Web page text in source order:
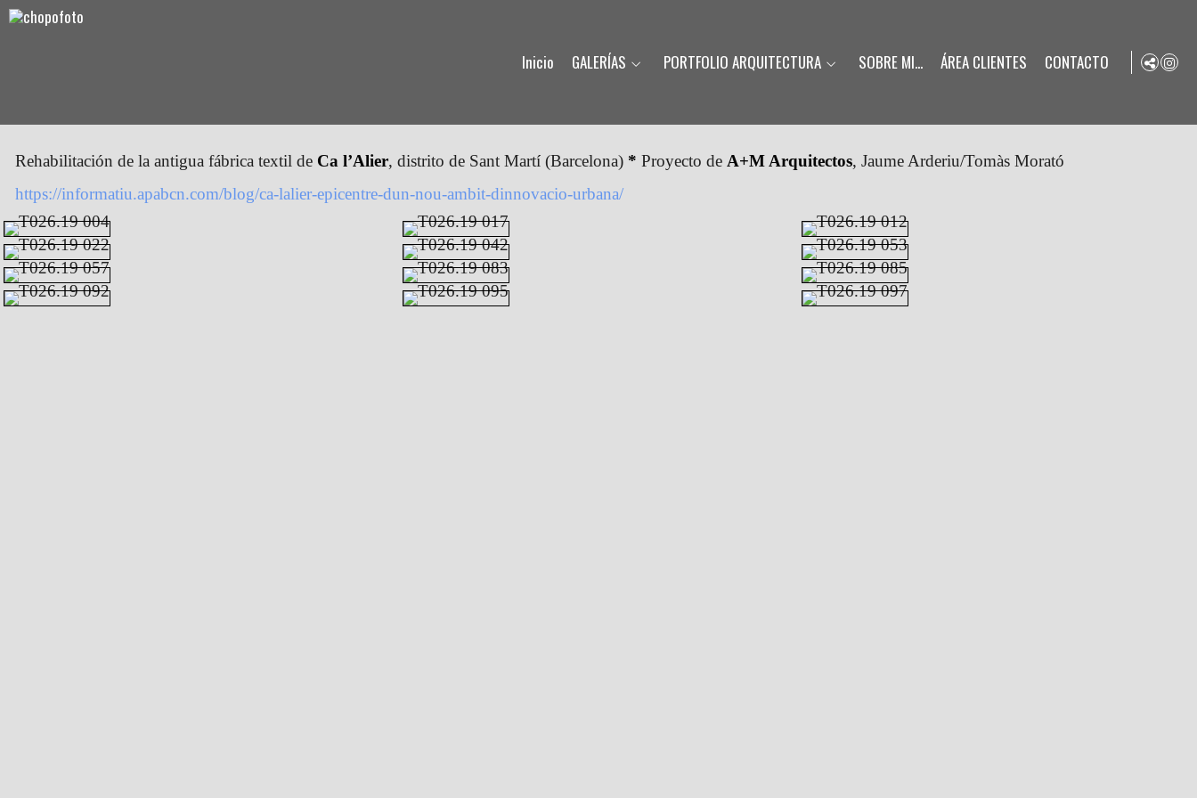
Inicio GALERÍAS PORTFOLIO ARQUITECTURA SOBRE MI... ÁREA CLIENTES CONTACTO
Rehabilitación de la antigua fábrica textil de Ca l’Alier, distrito de Sant Martí (Barcelona) * Proyecto de A+M Arquitectos, Jaume Arderiu/Tomàs Morató
https://informatiu.apabcn.com/blog/ca-lalier-epicentre-dun-nou-ambit-dinnovacio-urbana/